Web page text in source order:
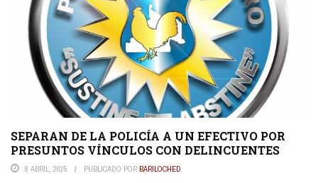
SEPARAN DE LA POLICÍA A UN EFECTIVO POR
PRESUNTOS VÍNCULOS CON DELINCUENTES
8 ABRIL, 2025 PUBLICADO POR BARILOCHED